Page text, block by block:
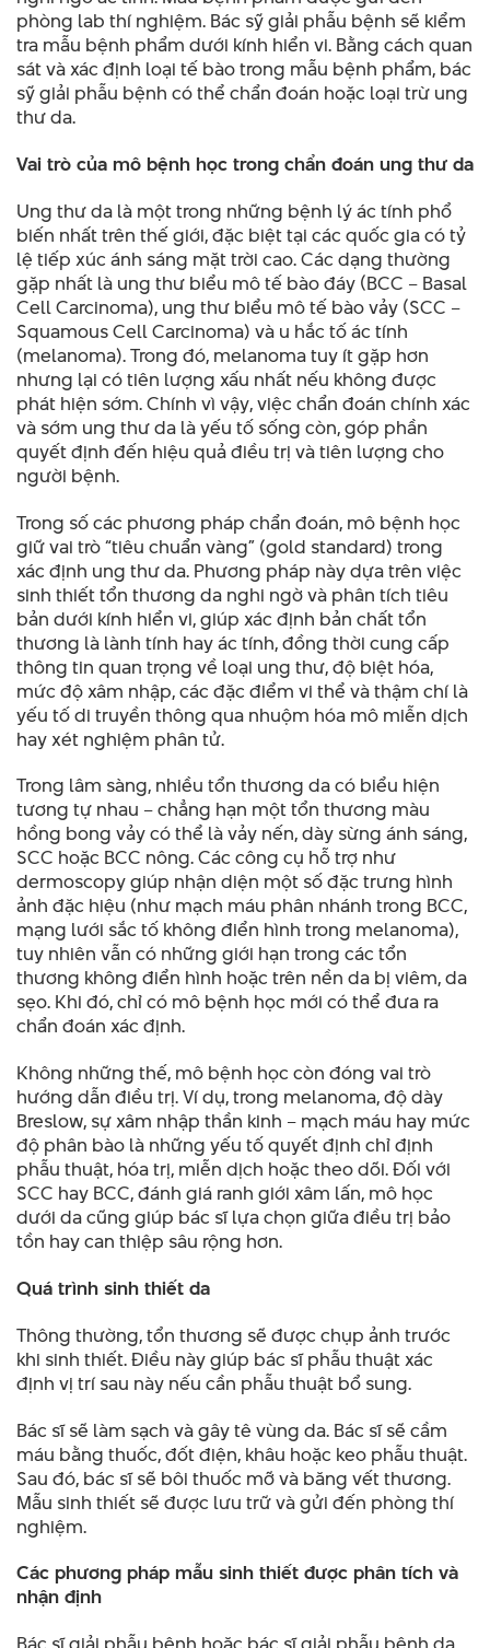
phòng lab thí nghiệm. Bác sỹ giải phẫu bệnh sẽ kiểm
tra mẫu bệnh phẩm dưới kính hiển vi. Bằng cách quan
sát và xác định loại tế bào trong mẫu bệnh phẩm, bác
sỹ giải phẫu bệnh có thể chẩn đoán hoặc loại trừ ung
thư da.
Vai trò của mô bệnh học trong chẩn đoán ung thư da
Ung thư da là một trong những bệnh lý ác tính phổ
biến nhất trên thế giới, đặc biệt tại các quốc gia có tỷ
lệ tiếp xúc ánh sáng mặt trời cao. Các dạng thường
gặp nhất là ung thư biểu mô tế bào đáy (BCC – Basal
Cell Carcinoma), ung thư biểu mô tế bào vảy (SCC –
Squamous Cell Carcinoma) và u hắc tố ác tính
(melanoma). Trong đó, melanoma tuy ít gặp hơn
nhưng lại có tiên lượng xấu nhất nếu không được
phát hiện sớm. Chính vì vậy, việc chẩn đoán chính xác
và sớm ung thư da là yếu tố sống còn, góp phần
quyết định đến hiệu quả điều trị và tiên lượng cho
người bệnh.
Trong số các phương pháp chẩn đoán, mô bệnh học
giữ vai trò “tiêu chuẩn vàng” (gold standard) trong
xác định ung thư da. Phương pháp này dựa trên việc
sinh thiết tổn thương da nghi ngờ và phân tích tiêu
bản dưới kính hiển vi, giúp xác định bản chất tổn
thương là lành tính hay ác tính, đồng thời cung cấp
thông tin quan trọng về loại ung thư, độ biệt hóa,
mức độ xâm nhập, các đặc điểm vi thể và thậm chí là
yếu tố di truyền thông qua nhuộm hóa mô miễn dịch
hay xét nghiệm phân tử.
Trong lâm sàng, nhiều tổn thương da có biểu hiện
tương tự nhau – chẳng hạn một tổn thương màu
hồng bong vảy có thể là vảy nến, dày sừng ánh sáng,
SCC hoặc BCC nông. Các công cụ hỗ trợ như
dermoscopy giúp nhận diện một số đặc trưng hình
ảnh đặc hiệu (như mạch máu phân nhánh trong BCC,
mạng lưới sắc tố không điển hình trong melanoma),
tuy nhiên vẫn có những giới hạn trong các tổn
thương không điển hình hoặc trên nền da bị viêm, da
sẹo. Khi đó, chỉ có mô bệnh học mới có thể đưa ra
chẩn đoán xác định.
Không những thế, mô bệnh học còn đóng vai trò
hướng dẫn điều trị. Ví dụ, trong melanoma, độ dày
Breslow, sự xâm nhập thần kinh – mạch máu hay mức
độ phân bào là những yếu tố quyết định chỉ định
phẫu thuật, hóa trị, miễn dịch hoặc theo dõi. Đối với
SCC hay BCC, đánh giá ranh giới xâm lấn, mô học
dưới da cũng giúp bác sĩ lựa chọn giữa điều trị bảo
tồn hay can thiệp sâu rộng hơn.
Quá trình sinh thiết da
Thông thường, tổn thương sẽ được chụp ảnh trước
khi sinh thiết. Điều này giúp bác sĩ phẫu thuật xác
định vị trí sau này nếu cần phẫu thuật bổ sung.
Bác sĩ sẽ làm sạch và gây tê vùng da. Bác sĩ sẽ cầm
máu bằng thuốc, đốt điện, khâu hoặc keo phẫu thuật.
Sau đó, bác sĩ sẽ bôi thuốc mỡ và băng vết thương.
Mẫu sinh thiết sẽ được lưu trữ và gửi đến phòng thí
nghiệm.
Các phương pháp mẫu sinh thiết được phân tích và
nhận định